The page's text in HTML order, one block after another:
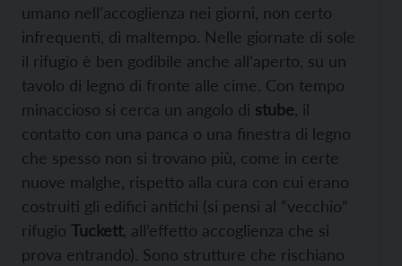
umano nell’accoglienza nei giorni, non certo
infrequenti, di maltempo. Nelle giornate di sole
il rifugio è ben godibile anche all’aperto, su un
tavolo di legno di fronte alle cime. Con tempo
minaccioso si cerca un angolo di stube, il
contatto con una panca o una finestra di legno
che spesso non si trovano più, come in certe
nuove malghe, rispetto alla cura con cui erano
costruiti gli edifici antichi (si pensi al “vecchio”
rifugio Tuckett, all’effetto accoglienza che si
prova entrando). Sono strutture che rischiano